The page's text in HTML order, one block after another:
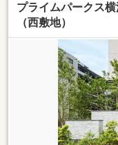
プライムパークス
（西敷地）